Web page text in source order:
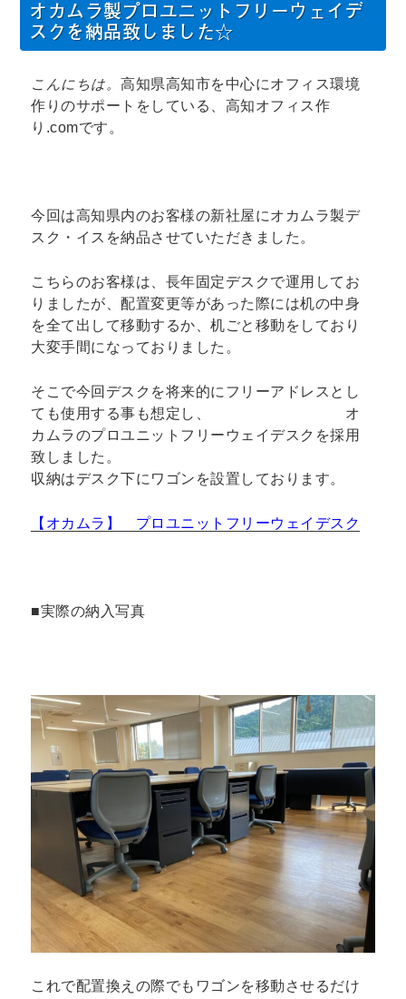
オカムラ製プロユニットフリーウェイデ
スクを納品致しました☆
こんにちは。高知県高知市を中心にオフィス環境
作りのサポートをしている、高知オフィス作
り.comです。
今回は高知県内のお客様の新社屋にオカムラ製デ
スク・イスを納品させていただきました。
こちらのお客様は、長年固定デスクで運用してお
りましたが、配置変更等があった際には机の中身
を全て出して移動するか、机ごと移動をしており
大変手間になっておりました。
そこで今回デスクを将来的にフリーアドレスとし
ても使用する事も想定し、 オ
カムラのプロユニットフリーウェイデスクを採用
致しました。
収納はデスク下にワゴンを設置しております。
【オカムラ】 プロユニットフリーウェイデスク
■実際の納入写真
これで配置換えの際でもワゴンを移動させるだけ